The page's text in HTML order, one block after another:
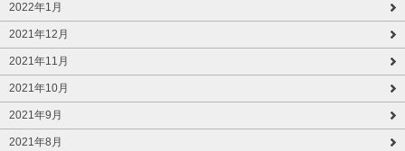
2022年1月
2021年12月
2021年11月
2021年10月
2021年9月
2021年8月